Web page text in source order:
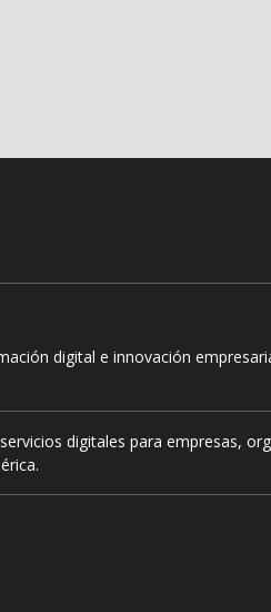
digital e innovación
digitales para empresas,